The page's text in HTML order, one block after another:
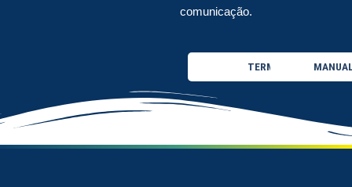
comunicação.
TERMO DE USO